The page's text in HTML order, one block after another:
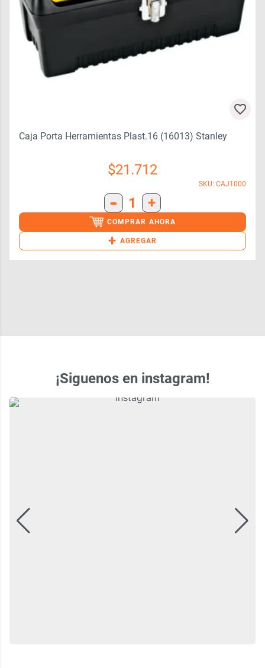
Caja Porta Herramientas Plast.16 (16013) Stanley
$21.712
SKU: CAJ1000
- 1 +
COMPRAR AHORA
+ AGREGAR
¡Siguenos en instagram!